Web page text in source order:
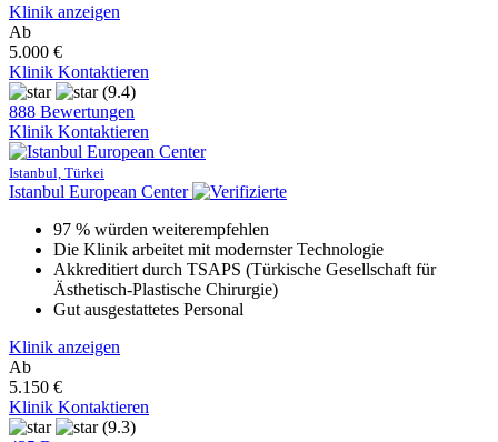
Klinik anzeigen
Ab
5.000 €
Klinik Kontaktieren
(9.4)
888 Bewertungen
Klinik Kontaktieren
Istanbul, Türkei
Istanbul European Center
97 % würden weiterempfehlen
Die Klinik arbeitet mit modernster Technologie
Akkreditiert durch TSAPS (Türkische Gesellschaft für
Ästhetisch-Plastische Chirurgie)
Gut ausgestattetes Personal
Klinik anzeigen
Ab
5.150 €
Klinik Kontaktieren
(9.3)